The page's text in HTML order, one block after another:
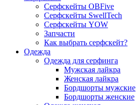
Серфскейты OBFive
Серфскейты SwellTech
Серфскейты YOW
Запчасти
Как выбрать серфскейт?
Одежда
Одежда для серфинга
Мужская лайкра
Женская лайкра
Бордшорты мужские
Бордшорты женские